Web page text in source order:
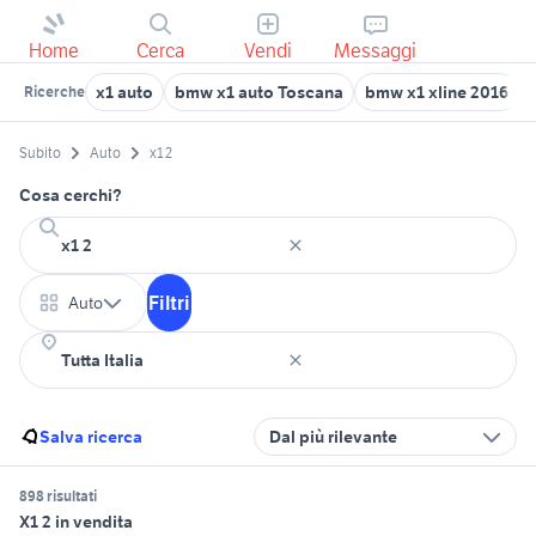
Home Cerca Vendi Messaggi
Ricerche x1 auto bmw x1 auto Toscana bmw x1 xline 2016
Subito Auto x1 2
Cosa cerchi?
Auto Filtri
Salva ricerca Dal più rilevante
898 risultati
X1 2 in vendita